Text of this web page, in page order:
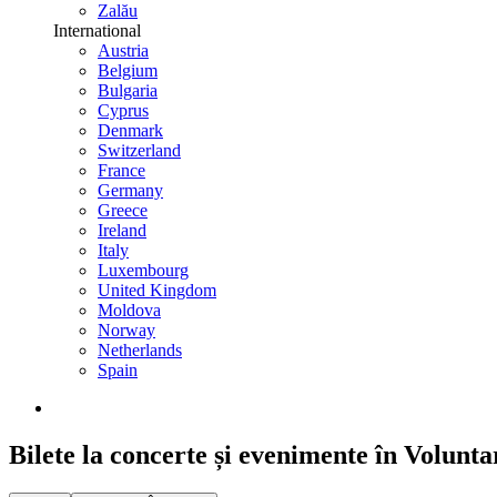
Zalău
International
Austria
Belgium
Bulgaria
Cyprus
Denmark
Switzerland
France
Germany
Greece
Ireland
Italy
Luxembourg
United Kingdom
Moldova
Norway
Netherlands
Spain
Bilete la concerte și evenimente în